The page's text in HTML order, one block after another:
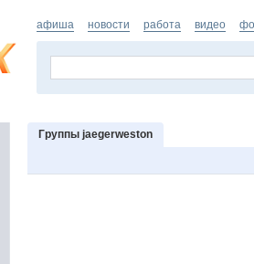
афиша новости работа видео
Группы jaegerweston